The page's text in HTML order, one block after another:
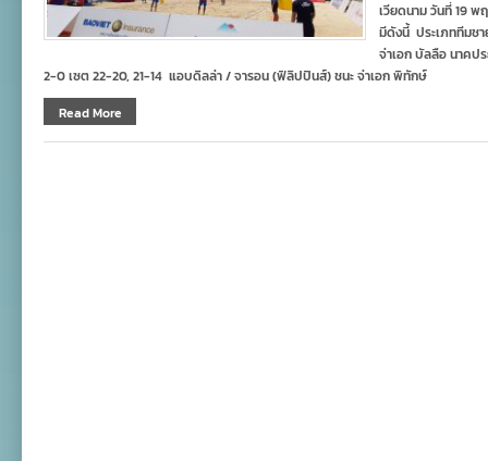
เวียดนาม วันที่ 19
มีดังนี้ ประเภททีมช
จ่าเอก บัลลือ นาคป
2-0 เซต 22-20, 21-14 แอบดิลล่า / จารอน (ฟิลิปปินส์) ชนะ จ่าเอก พิทักษ์
Read More